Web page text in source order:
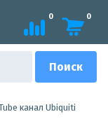
0 0
канал Ubiquiti